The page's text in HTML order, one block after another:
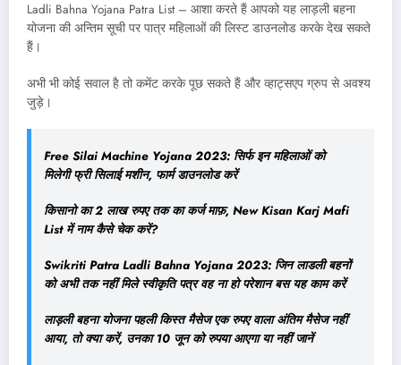
Ladli Bahna Yojana Patra List – आशा करते हैं आपको यह लाड़ली बहना
योजना की अन्तिम सूची पर पात्र महिलाओं की लिस्ट डाउनलोड करके देख सकते
हैं।
अभी भी कोई सवाल है तो कमेंट करके पूछ सकते हैं और व्हाट्सएप ग्रुप से अवश्य
जुड़े।
Free Silai Machine Yojana 2023: सिर्फ इन महिलाओं को
मिलेगी फ्री सिलाई मशीन, फार्म डाउनलोड करें
किसानो का 2 लाख रुपए तक का कर्ज माफ़, New Kisan Karj Mafi
List में नाम कैसे चेक करें?
Swikriti Patra Ladli Bahna Yojana 2023: जिन लाडली बहनों
को अभी तक नहीं मिले स्वीकृति पत्र वह ना हो परेशान बस यह काम करें
लाड़ली बहना योजना पहली किस्त मैसेज एक रुपए वाला अंतिम मैसेज नहीं
आया, तो क्या करें, उनका 10 जून को रुपया आएगा या नहीं जानें